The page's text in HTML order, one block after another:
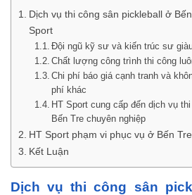
Dịch vụ thi công sân pickleball ở
Sport
Đội ngũ kỹ sư và kiến trúc sư
Chất lượng công trình thi công
Chi phí báo giá cạnh tranh và
phí khác
HT Sport cung cấp đến dịch vụ
Bến Tre chuyên nghiệp
HT Sport phạm vi phục vụ ở Bến
Kết Luận
Dịch vụ thi công sân